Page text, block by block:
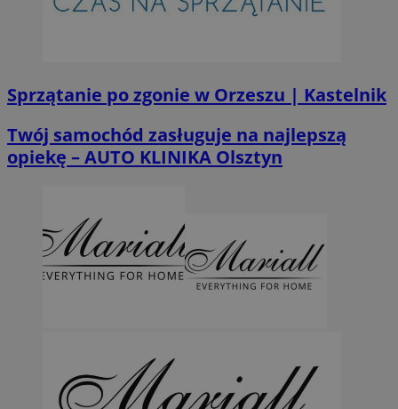
Sprzątanie po zgonie w Orzeszu | Kastelnik
Twój samochód zasługuje na najlepszą
opiekę – AUTO KLINIKA Olsztyn